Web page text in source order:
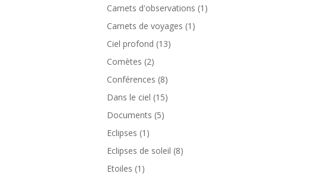
Carnets d'observations (1)
Carnets de voyages (1)
Ciel profond (13)
Comètes (2)
Conférences (8)
Dans le ciel (15)
Documents (5)
Eclipses (1)
Eclipses de soleil (8)
Etoiles (1)